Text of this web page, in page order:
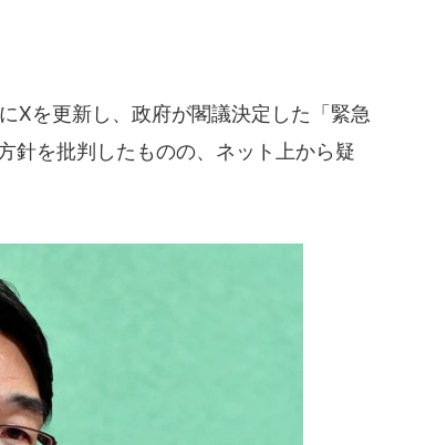
Xを更新し、政府が閣議決定した「緊急
針を批判したものの、ネット上から疑